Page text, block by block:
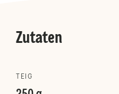
Zutaten
TEIG